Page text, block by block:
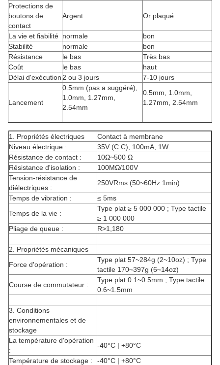
Protections de
boutons de
contact
Argent Or plaqué
La vie et fiabilité normale
bon
Stabilité
normale
bon
Résistance
le bas
Très bas
Coût
le bas
haut
Délai d'exécution 2 ou 3 jours 7-10 jours
Lancement
0.5mm (pas a suggéré),
1.0mm, 1.27mm,
2.54mm
0.5mm, 1.0mm,
1.27mm, 2.54mm
1. Propriétés électriques
Contact à membrane
Niveau électrique :
35V (C.C), 100mA, 1W
Résistance de contact :
10Ω~500 Ω
Résistance d'isolation :
100MΩ/100V
Tension-résistance de
diélectriques :
250VRms (50~60Hz 1min)
Temps de vibration :
≤ 5ms
Temps de la vie :
Type plat ≥ 5 000 000 ; Type tactile
≥ 1 000 000
Pliage de queue :
R>1,180
2. Propriétés mécaniques
Force d'opération :
Type plat 57~284g (2~10oz) ; Type
tactile 170~397g (6~14oz)
Course de commutateur :
Type plat 0.1~0.5mm ; Type tactile
0.6~1.5mm
3. Conditions
environnementales et de
stockage
La température d'opération
:
-40°C | +80°C
Température de stockage :
-40°C | +80°C